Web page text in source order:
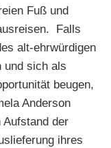
Fuß und
Falls
alt-ehrwürdigen
und sich als
beugen,
Anderson
Aufstand der
ihres